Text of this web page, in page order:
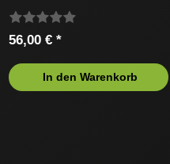
56,00 € *
In den Warenkorb